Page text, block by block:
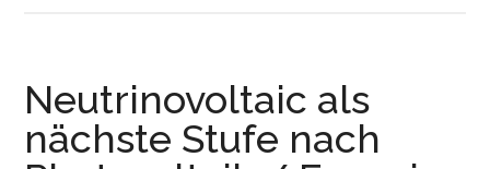
und
Gas
Vergleich,
Neutrinovoltaic als
nächste Stufe nach